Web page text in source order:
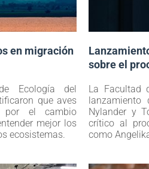
en migración
Ecología del
que aves
por el cambio
mejor los
ecosistemas.
sobre el
La Facultad
Nylander y
crítico al
como